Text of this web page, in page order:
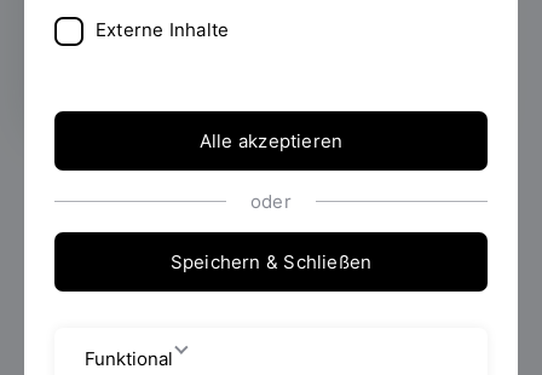
10.09.2024
Die Forschung auf dem Gebiet der Theoretischen und
Angewandten Mechanik hat eine lange Tradition. Die
regelmäßig stattfindende ICTAM (International
Conference on Theoretical and Applied Mechanics)
ermöglicht einen weltweiten wissenschaftlichen
Delft (Niederlande) statt. Zum hundertjährigen
Externe Inhalte
Alle akzeptieren
oder
Speichern & Schließen
Funktional